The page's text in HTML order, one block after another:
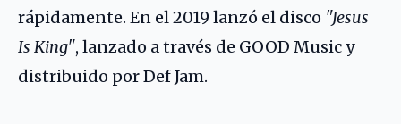
rápidamente. En el 2019 lanzó el disco "Jesus
Is King", lanzado a través de GOOD Music y
distribuido por Def Jam.